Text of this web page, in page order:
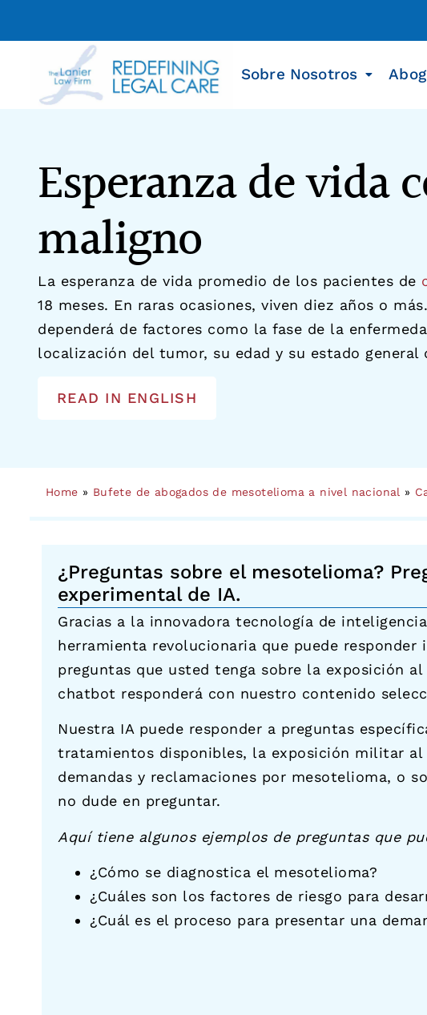
Sobre Nosotros
Esperanza de vida
maligno
La esperanza de vida promedio de los pacientes de
18 meses. En raras ocasiones, viven diez años o
dependerá de factores como la fase de la
localización del tumor, su edad y su estado general
READ IN ENGLISH
Home » Bufete de abogados de mesotelioma a nivel nacional »
¿Preguntas sobre el mesotelioma?
experimental de IA.
Gracias a la innovadora tecnología de
herramienta revolucionaria que puede responder
preguntas que usted tenga sobre la exposición
chatbot responderá con nuestro contenido
Nuestra IA puede responder a preguntas
tratamientos disponibles, la exposición militar al
demandas y reclamaciones por mesotelioma, o
no dude en preguntar.
Aquí tiene algunos ejemplos de preguntas que
¿Cómo se diagnostica el mesotelioma?
¿Cuáles son los factores de riesgo para
¿Cuál es el proceso para presentar una